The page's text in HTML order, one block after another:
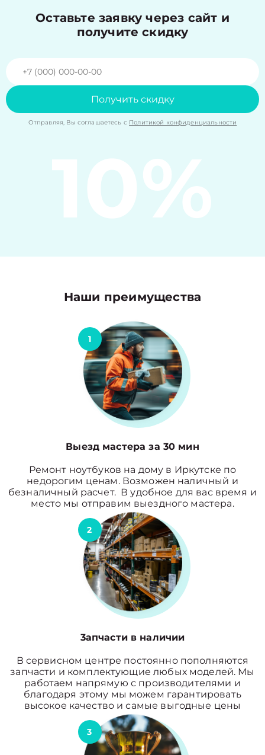
Оставьте заявку через сайт и
получите скидку
Получить скидку
Отправляя, Вы соглашаетесь с Политикой конфиденциальности
10%
Наши преимущества
1
Выезд мастера за 30 мин
Ремонт ноутбуков на дому в Иркутске по
недорогим ценам. Возможен наличный и
безналичный расчет. В удобное для вас время и
место мы отправим выездного мастера.
2
3апчасти в наличии
В сервисном центре постоянно пополняются
запчасти и комплектующие любых моделей. Мы
работаем напрямую с производителями и
благодаря этому мы можем гарантировать
высокое качество и самые выгодные цены
3